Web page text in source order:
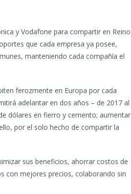
y Vodafone para compartir en Reino
que cada empresa ya posee,
manteniendo cada compañía el
ferozmente en Europa por cada
adelantar en dos años – de 2017 al
dólares en fierro y cemento; aumentar
por el solo hecho de compartir la
sus beneficios, ahorrar costos de
con mejores precios, colaborando sin